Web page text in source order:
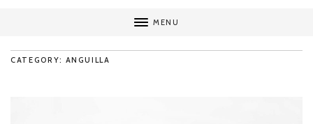
MENU
CATEGORY: ANGUILLA